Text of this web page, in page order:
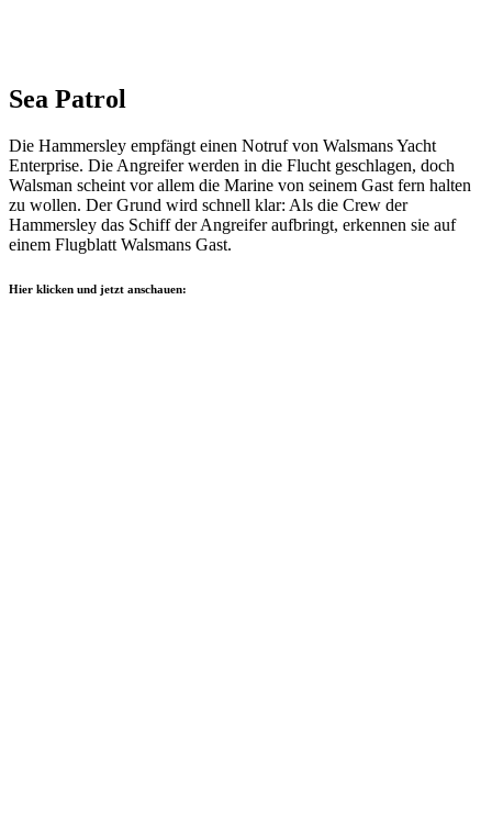
Sea Patrol
Die Hammersley empfängt einen Notruf von Walsmans Yacht
Enterprise. Die Angreifer werden in die Flucht geschlagen, doch
Walsman scheint vor allem die Marine von seinem Gast fern halten
zu wollen. Der Grund wird schnell klar: Als die Crew der
Hammersley das Schiff der Angreifer aufbringt, erkennen sie auf
einem Flugblatt Walsmans Gast.
Hier klicken und jetzt anschauen: